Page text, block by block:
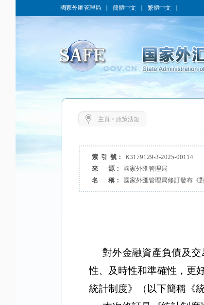
國家外匯管理局 簡體中文 繁體中文
主頁 > 政策法規
索 引 號： K3179129-3-2025-00114
來 源：
國家外匯管理局
名 稱：
國家外匯管理局修訂發布《
對外金融資產負債及
性、及時性和準確性，更
統計制度》（以下簡稱《